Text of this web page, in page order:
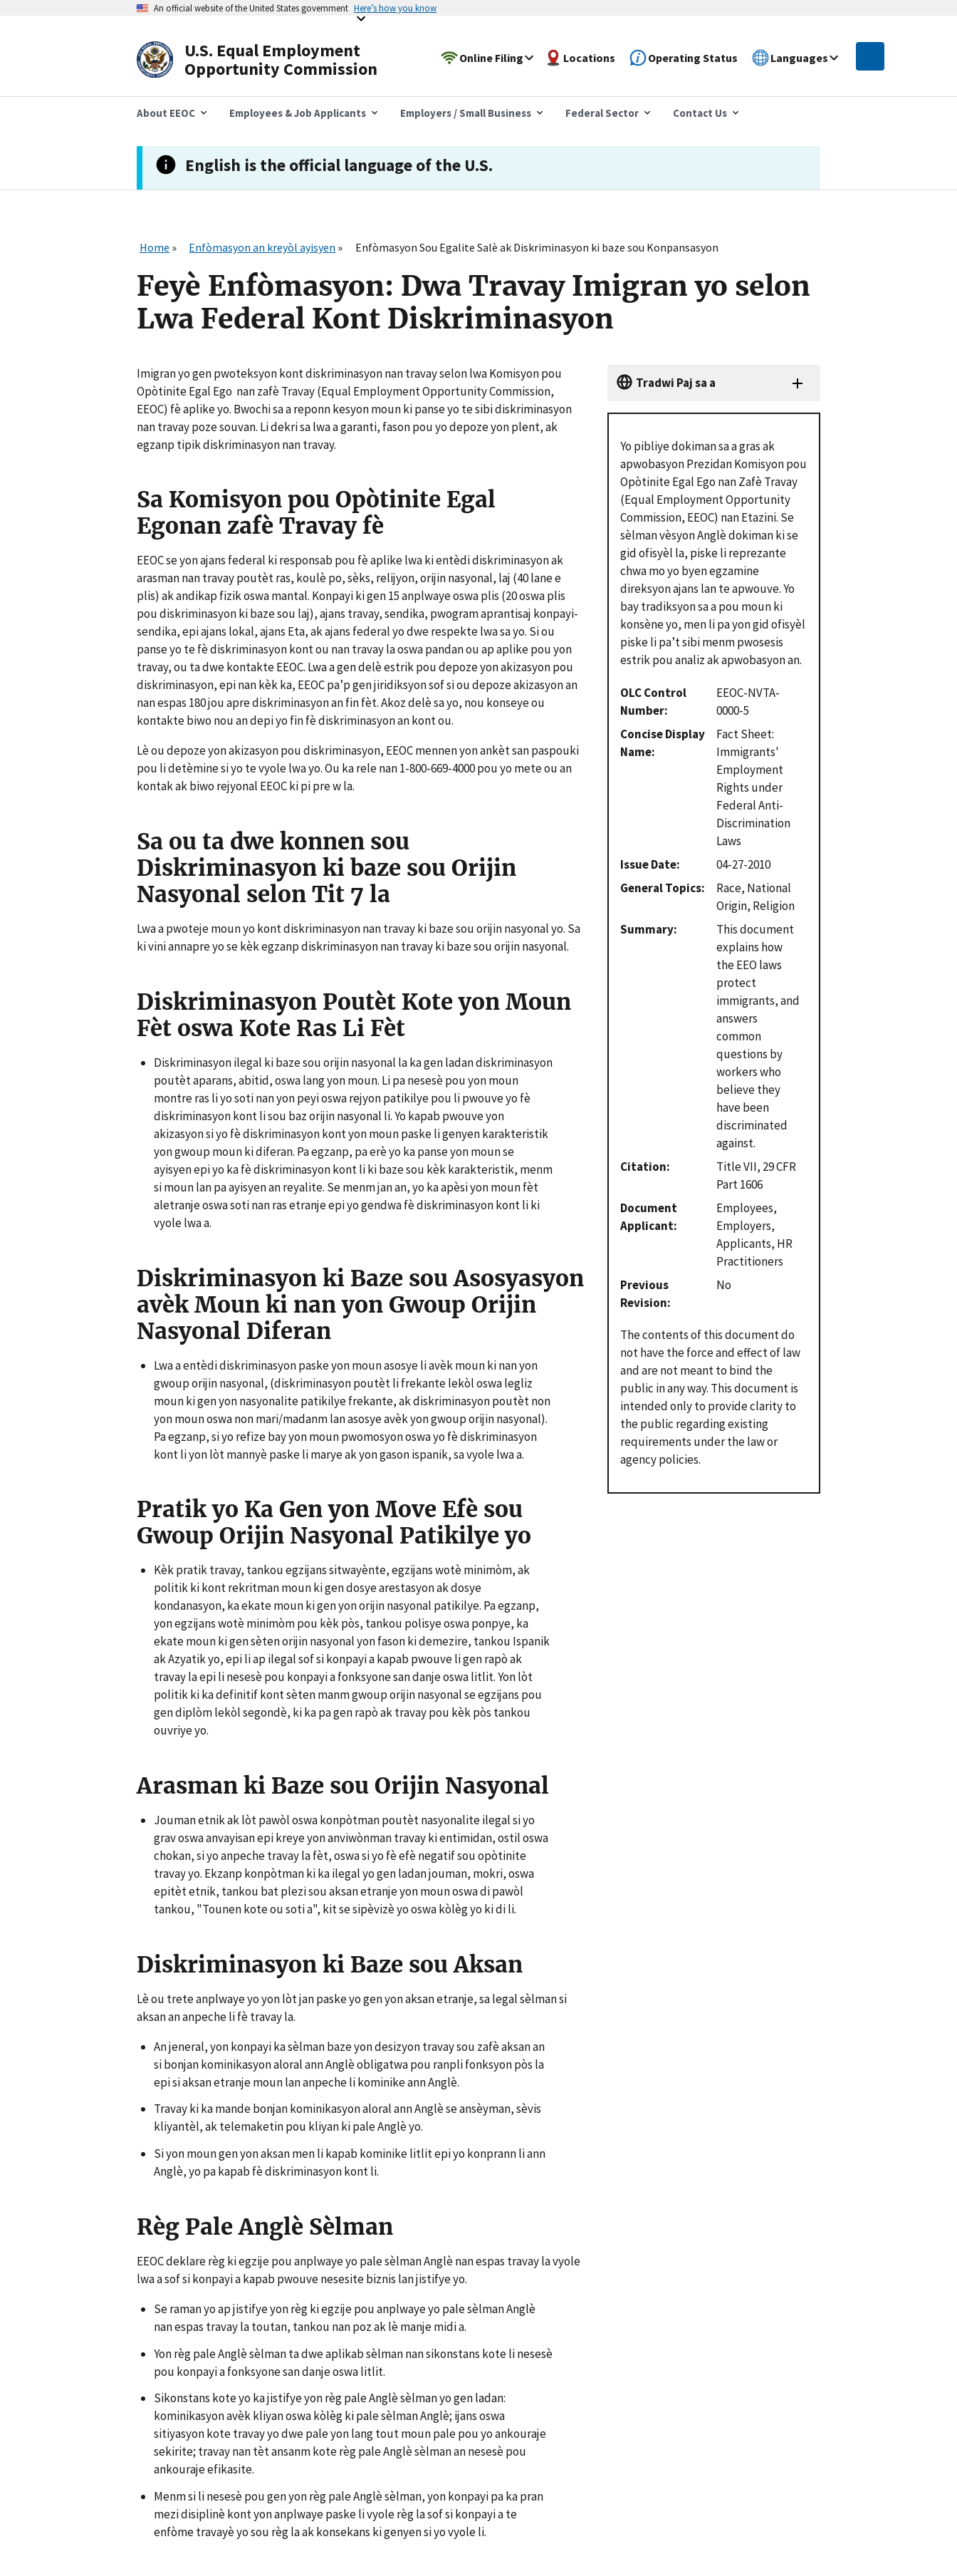
An official website of the United States government Here’s how you know
U.S. Equal Employment
Opportunity Commission
Online Filing Locations Operating Status Languages
About EEOC Employees & Job Applicants Employers / Small Business Federal Sector Contact Us
English is the official language of the U.S.
Home Enfòmasyon an kreyòl ayisyen Enfòmasyon Sou Egalite Salè ak Diskriminasyon ki baze sou Konpansasyon
Feyè Enfòmasyon: Dwa Travay Imigran yo selon
Lwa Federal Kont Diskriminasyon
Tradwi Paj sa a
Yo pibliye dokiman sa a gras ak
apwobasyon Prezidan Komisyon pou
Opòtinite Egal Ego nan Zafè Travay
(Equal Employment Opportunity
Commission, EEOC) nan Etazini. Se
sèlman vèsyon Anglè dokiman ki se
gid ofisyèl la, piske li reprezante
chwa mo yo byen egzamine
direksyon ajans lan te apwouve. Yo
bay tradiksyon sa a pou moun ki
konsène yo, men li pa yon gid ofisyèl
piske li pa’t sibi menm pwosesis
estrik pou analiz ak apwobasyon an.
OLC Control
Number
EEOC-NVTA-
0000-5
Concise Display
Name
Fact Sheet:
Immigrants'
Employment
Rights under
Federal Anti-
Discrimination
Laws
Issue Date
04-27-2010
General Topics
Race, National
Origin, Religion
Summary
This document
explains how
the EEO laws
protect
immigrants, and
answers
common
questions by
workers who
believe they
have been
discriminated
against.
Citation
Title VII, 29 CFR
Part 1606
Document
Applicant
Employees,
Employers,
Applicants, HR
Practitioners
Previous
Revision
No
The contents of this document do
not have the force and effect of law
and are not meant to bind the
public in any way. This document is
intended only to provide clarity to
the public regarding existing
requirements under the law or
agency policies.
Imigran yo gen pwoteksyon kont diskriminasyon nan travay selon lwa Komisyon pou
Opòtinite Egal Ego nan zafè Travay (Equal Employment Opportunity Commission,
EEOC) fè aplike yo. Bwochi sa a reponn kesyon moun ki panse yo te sibi diskriminasyon
nan travay poze souvan. Li dekri sa lwa a garanti, fason pou yo depoze yon plent, ak
egzanp tipik diskriminasyon nan travay.
Sa Komisyon pou Opòtinite Egal
Egonan zafè Travay fè
EEOC se yon ajans federal ki responsab pou fè aplike lwa ki entèdi diskriminasyon ak
arasman nan travay poutèt ras, koulè po, sèks, relijyon, orijin nasyonal, laj (40 lane e
plis) ak andikap fizik oswa mantal. Konpayi ki gen 15 anplwaye oswa plis (20 oswa plis
pou diskriminasyon ki baze sou laj), ajans travay, sendika, pwogram aprantisaj konpayi-
sendika, epi ajans lokal, ajans Eta, ak ajans federal yo dwe respekte lwa sa yo. Si ou
panse yo te fè diskriminasyon kont ou nan travay la oswa pandan ou ap aplike pou yon
travay, ou ta dwe kontakte EEOC. Lwa a gen delè estrik pou depoze yon akizasyon pou
diskriminasyon, epi nan kèk ka, EEOC pa’p gen jiridiksyon sof si ou depoze akizasyon an
nan espas 180 jou apre diskriminasyon an fin fèt. Akoz delè sa yo, nou konseye ou
kontakte biwo nou an depi yo fin fè diskriminasyon an kont ou.
Lè ou depoze yon akizasyon pou diskriminasyon, EEOC mennen yon ankèt san paspouki
pou li detèmine si yo te vyole lwa yo. Ou ka rele nan 1-800-669-4000 pou yo mete ou an
kontak ak biwo rejyonal EEOC ki pi pre w la.
Sa ou ta dwe konnen sou
Diskriminasyon ki baze sou Orijin
Nasyonal selon Tit 7 la
Lwa a pwoteje moun yo kont diskriminasyon nan travay ki baze sou orijin nasyonal yo. Sa
ki vini annapre yo se kèk egzanp diskriminasyon nan travay ki baze sou orijin nasyonal.
Diskriminasyon Poutèt Kote yon Moun
Fèt oswa Kote Ras Li Fèt
Diskriminasyon ilegal ki baze sou orijin nasyonal la ka gen ladan diskriminasyon
poutèt aparans, abitid, oswa lang yon moun. Li pa nesesè pou yon moun
montre ras li yo soti nan yon peyi oswa rejyon patikilye pou li pwouve yo fè
diskriminasyon kont li sou baz orijin nasyonal li. Yo kapab pwouve yon
akizasyon si yo fè diskriminasyon kont yon moun paske li genyen karakteristik
yon gwoup moun ki diferan. Pa egzanp, pa erè yo ka panse yon moun se
ayisyen epi yo ka fè diskriminasyon kont li ki baze sou kèk karakteristik, menm
si moun lan pa ayisyen an reyalite. Se menm jan an, yo ka apèsi yon moun fèt
aletranje oswa soti nan ras etranje epi yo gendwa fè diskriminasyon kont li ki
vyole lwa a.
Diskriminasyon ki Baze sou Asosyasyon
avèk Moun ki nan yon Gwoup Orijin
Nasyonal Diferan
Lwa a entèdi diskriminasyon paske yon moun asosye li avèk moun ki nan yon
gwoup orijin nasyonal, (diskriminasyon poutèt li frekante lekòl oswa legliz
moun ki gen yon nasyonalite patikilye frekante, ak diskriminasyon poutèt non
yon moun oswa non mari/madanm lan asosye avèk yon gwoup orijin nasyonal).
Pa egzanp, si yo refize bay yon moun pwomosyon oswa yo fè diskriminasyon
kont li yon lòt mannyè paske li marye ak yon gason ispanik, sa vyole lwa a.
Pratik yo Ka Gen yon Move Efè sou
Gwoup Orijin Nasyonal Patikilye yo
Kèk pratik travay, tankou egzijans sitwayènte, egzijans wotè minimòm, ak
politik ki kont rekritman moun ki gen dosye arestasyon ak dosye
kondanasyon, ka ekate moun ki gen yon orijin nasyonal patikilye. Pa egzanp,
yon egzijans wotè minimòm pou kèk pòs, tankou polisye oswa ponpye, ka
ekate moun ki gen sèten orijin nasyonal yon fason ki demezire, tankou Ispanik
ak Azyatik yo, epi li ap ilegal sof si konpayi a kapab pwouve li gen rapò ak
travay la epi li nesesè pou konpayi a fonksyone san danje oswa litlit. Yon lòt
politik ki ka definitif kont sèten manm gwoup orijin nasyonal se egzijans pou
gen diplòm lekòl segondè, ki ka pa gen rapò ak travay pou kèk pòs tankou
ouvriye yo.
Arasman ki Baze sou Orijin Nasyonal
Jouman etnik ak lòt pawòl oswa konpòtman poutèt nasyonalite ilegal si yo
grav oswa anvayisan epi kreye yon anviwònman travay ki entimidan, ostil oswa
chokan, si yo anpeche travay la fèt, oswa si yo fè efè negatif sou opòtinite
travay yo. Ekzanp konpòtman ki ka ilegal yo gen ladan jouman, mokri, oswa
epitèt etnik, tankou bat plezi sou aksan etranje yon moun oswa di pawòl
tankou, "Tounen kote ou soti a", kit se sipèvizè yo oswa kòlèg yo ki di li.
Diskriminasyon ki Baze sou Aksan
Lè ou trete anplwaye yo yon lòt jan paske yo gen yon aksan etranje, sa legal sèlman si
aksan an anpeche li fè travay la.
An jeneral, yon konpayi ka sèlman baze yon desizyon travay sou zafè aksan an
si bonjan kominikasyon aloral ann Anglè obligatwa pou ranpli fonksyon pòs la
epi si aksan etranje moun lan anpeche li kominike ann Anglè.
Travay ki ka mande bonjan kominikasyon aloral ann Anglè se ansèyman, sèvis
kliyantèl, ak telemaketin pou kliyan ki pale Anglè yo.
Si yon moun gen yon aksan men li kapab kominike litlit epi yo konprann li ann
Anglè, yo pa kapab fè diskriminasyon kont li.
Règ Pale Anglè Sèlman
EEOC deklare règ ki egzije pou anplwaye yo pale sèlman Anglè nan espas travay la vyole
lwa a sof si konpayi a kapab pwouve nesesite biznis lan jistifye yo.
Se raman yo ap jistifye yon règ ki egzije pou anplwaye yo pale sèlman Anglè
nan espas travay la toutan, tankou nan poz ak lè manje midi a.
Yon règ pale Anglè sèlman ta dwe aplikab sèlman nan sikonstans kote li nesesè
pou konpayi a fonksyone san danje oswa litlit.
Sikonstans kote yo ka jistifye yon règ pale Anglè sèlman yo gen ladan:
kominikasyon avèk kliyan oswa kòlèg ki pale sèlman Anglè; ijans oswa
sitiyasyon kote travay yo dwe pale yon lang tout moun pale pou yo ankouraje
sekirite; travay nan tèt ansanm kote règ pale Anglè sèlman an nesesè pou
ankouraje efikasite.
Menm si li nesesè pou gen yon règ pale Anglè sèlman, yon konpayi pa ka pran
mezi disiplinè kont yon anplwaye paske li vyole règ la sof si konpayi a te
enfòme travayè yo sou règ la ak konsekans ki genyen si yo vyole li.